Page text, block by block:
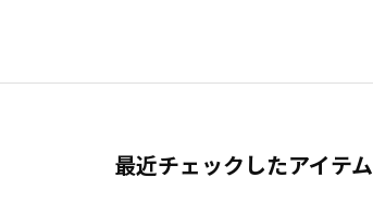
最近チェックしたアイテム